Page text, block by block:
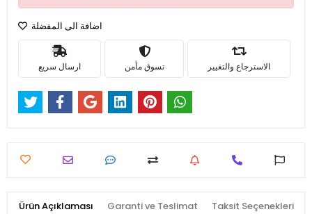
اضافة الى المفضلة
ارسال سريع تسوق مأمن الاسترجاع والتغيير
Ürün Açıklaması Garanti ve Teslimat Taksit Seçenekleri